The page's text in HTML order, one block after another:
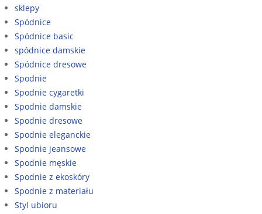
sklepy
Spódnice
Spódnice basic
spódnice damskie
Spódnice dresowe
Spodnie
Spodnie cygaretki
Spodnie damskie
Spodnie dresowe
Spodnie eleganckie
Spodnie jeansowe
Spodnie męskie
Spodnie z ekoskóry
Spodnie z materiału
Styl ubioru